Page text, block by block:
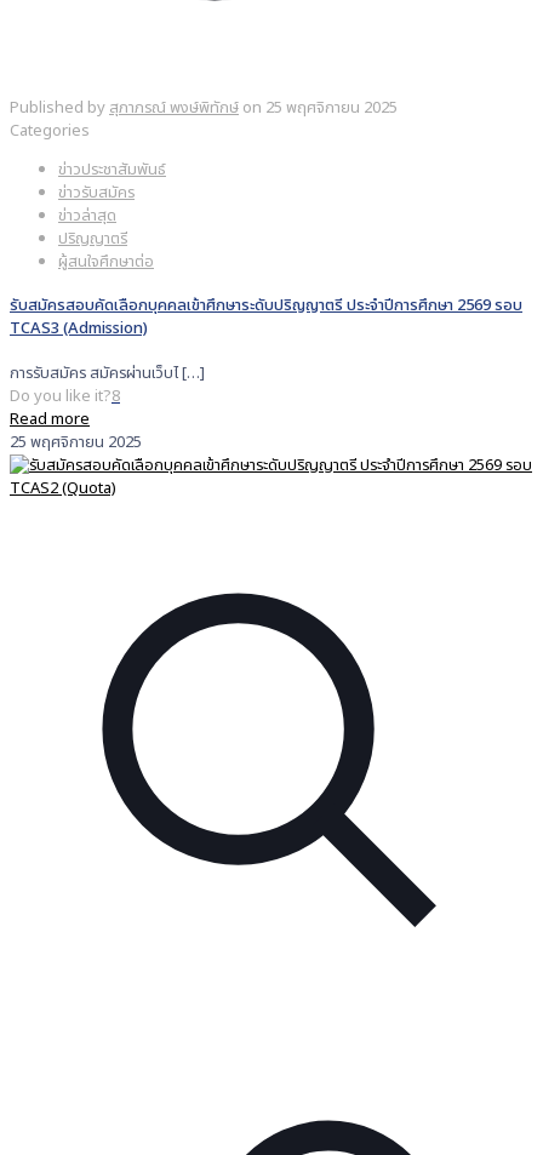
Published byสุภาภรณ์ พงษ์พิทักษ์ on 25 พฤศจิกายน 2025
Categories
ข่าวประชาสัมพันธ์
ข่าวรับสมัคร
ข่าวล่าสุด
ปริญญาตรี
ผู้สนใจศึกษาต่อ
รับสมัครสอบคัดเลือกบุคคลเข้าศึกษาระดับปริญญาตรี ประจำปีการศึกษา 2569 รอบ
TCAS3 (Admission)
การรับสมัคร สมัครผ่านเว็บไ[…]
Do you like it?8
Read more
25 พฤศจิกายน 2025